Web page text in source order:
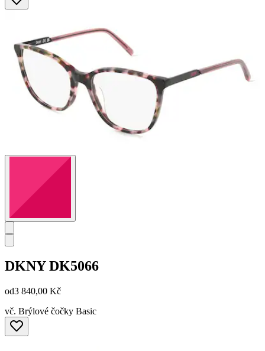
DKNY DK5066
od3 840,00 Kč
vč. Brýlové čočky Basic